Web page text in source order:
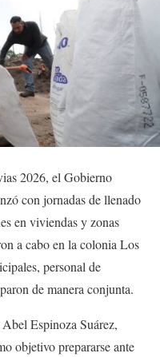
2026, el Gobierno
con jornadas de llenado
en viviendas y zonas
a cabo en la colonia Los
personal de
de manera conjunta.
Espinoza Suárez,
objetivo prepararse ante